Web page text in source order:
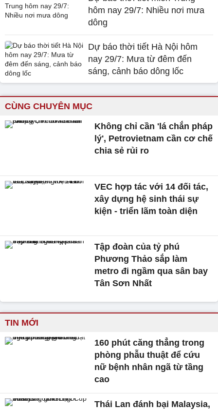
hôm nay 29/7: Nhiều nơi mưa
dông
Dự báo thời tiết Hà Nội hôm
nay 29/7: Mưa từ đêm đến
sáng, cảnh báo dông lốc
CÙNG CHUYÊN MỤC
Không chỉ cần 'lá chắn pháp
lý', Petrovietnam cần cơ chế
chia sẻ rủi ro
VEC hợp tác với 14 đối tác,
xây dựng hệ sinh thái sự
kiện - triển lãm toàn diện
Tập đoàn của tỷ phú
Phương Thảo sắp làm
metro đi ngầm qua sân bay
Tân Sơn Nhất
TIN MỚI
160 phút căng thẳng trong
phòng phẫu thuật để cứu
nữ bệnh nhân ngã từ tầng
cao
Thái Lan đánh bại Malaysia,